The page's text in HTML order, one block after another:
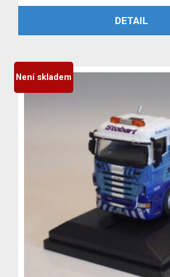
byla:
PŘIDAT DO KOŠÍKU
DETAIL
Není skladem